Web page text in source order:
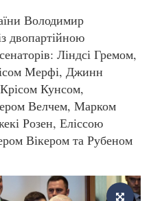
Володимир
двопартійною
Ліндсі Гремом,
Мерфі, Джинн
Кунсом,
Велчем, Марком
Розен, Еліссою
Вікером та Рубеном